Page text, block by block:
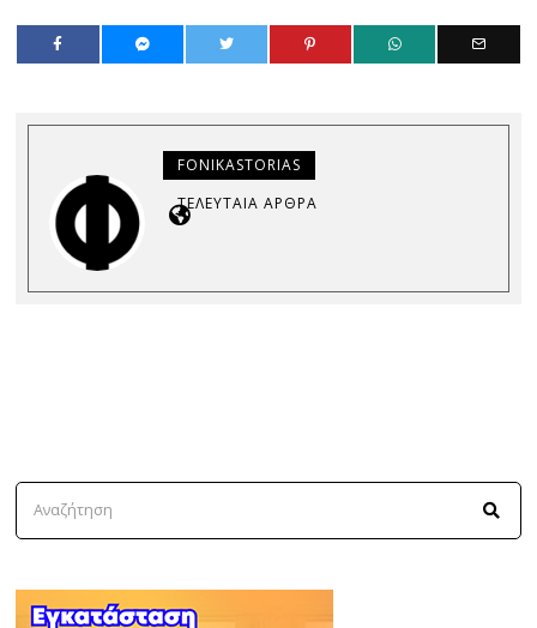
FONIKASTORIAS
ΤΕΛΕΥΤΑΊΑ ΆΡΘΡΑ